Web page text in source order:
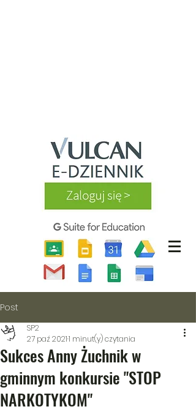
Post
Sukces Anny Żuchnik w
gminnym konkursie "STOP
NARKOTYKOM"
SP2
27 paź 20211 minut(y) czytania